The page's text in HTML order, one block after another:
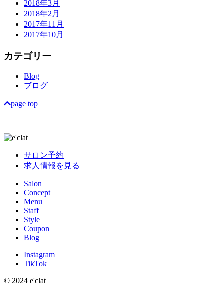
2018年3月
2018年2月
2017年11月
2017年10月
カテゴリー
Blog
ブログ
page top
サロン予約
求人情報を見る
Salon
Concept
Menu
Staff
Style
Coupon
Blog
Instagram
TikTok
© 2024 e'clat